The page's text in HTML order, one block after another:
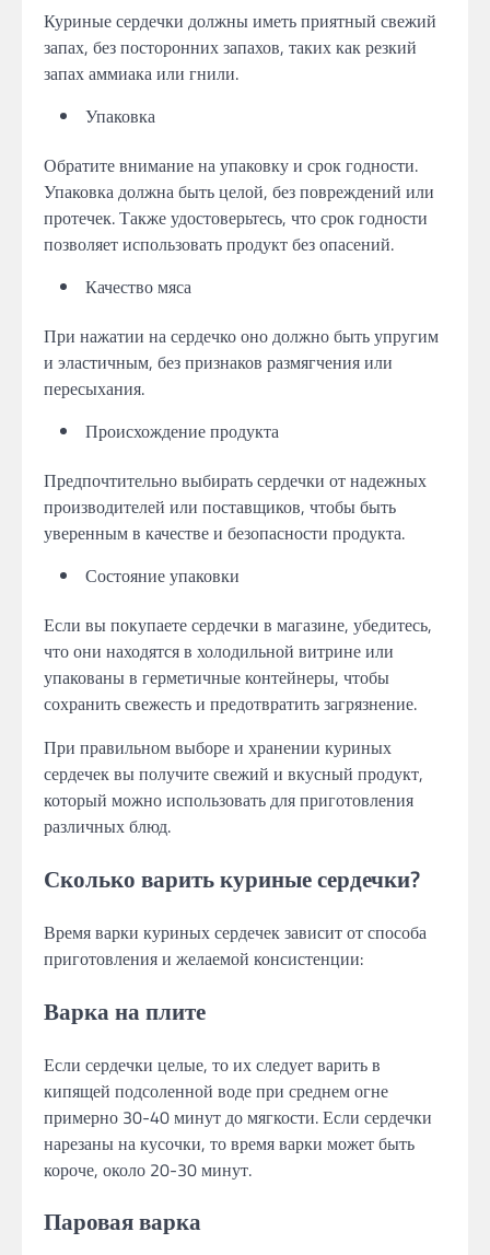
Куриные сердечки должны иметь приятный свежий
запах, без посторонних запахов, таких как резкий
запах аммиака или гнили.
Упаковка
Обратите внимание на упаковку и срок годности.
Упаковка должна быть целой, без повреждений или
протечек. Также удостоверьтесь, что срок годности
позволяет использовать продукт без опасений.
Качество мяса
При нажатии на сердечко оно должно быть упругим
и эластичным, без признаков размягчения или
пересыхания.
Происхождение продукта
Предпочтительно выбирать сердечки от надежных
производителей или поставщиков, чтобы быть
уверенным в качестве и безопасности продукта.
Состояние упаковки
Если вы покупаете сердечки в магазине, убедитесь,
что они находятся в холодильной витрине или
упакованы в герметичные контейнеры, чтобы
сохранить свежесть и предотвратить загрязнение.
При правильном выборе и хранении куриных
сердечек вы получите свежий и вкусный продукт,
который можно использовать для приготовления
различных блюд.
Сколько варить куриные сердечки?
Время варки куриных сердечек зависит от способа
приготовления и желаемой консистенции:
Варка на плите
Если сердечки целые, то их следует варить в
кипящей подсоленной воде при среднем огне
примерно 30-40 минут до мягкости. Если сердечки
нарезаны на кусочки, то время варки может быть
короче, около 20-30 минут.
Паровая варка